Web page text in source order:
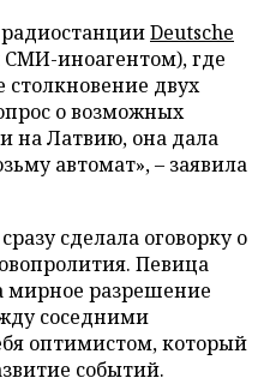
Deutsche
СМИ-иноагентом), где
столкновение двух
о возможных
на Латвию, она дала
автомат», – заявила
сделала оговорку о
Певица
мирное разрешение
соседними
оптимистом, который
событий.